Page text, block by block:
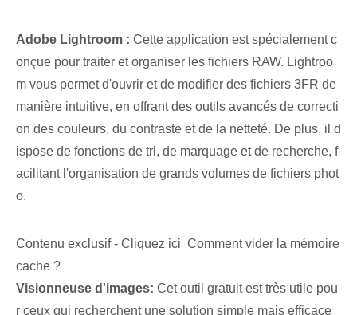
Adobe Lightroom : Cette application est spécialement c
onçue pour traiter et organiser les fichiers RAW. Lightroo
m vous permet d'ouvrir et de modifier des fichiers 3FR de
manière intuitive, en offrant des outils avancés de correcti
on des couleurs, du contraste et de la netteté. De plus, il d
ispose de fonctions de tri, de marquage et de recherche, f
acilitant l'organisation de grands volumes de fichiers phot
o.
Contenu exclusif - Cliquez ici Comment vider la mémoire
cache ?
Visionneuse d'images: ⁤Cet outil gratuit est très utile pou
r ceux ⁢qui recherchent une ⁢solution simple mais efficace